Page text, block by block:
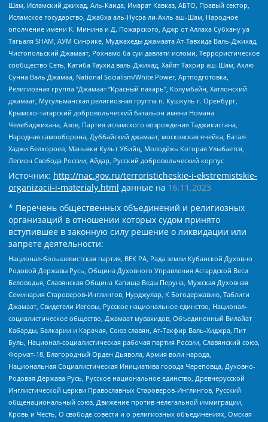
Шам, Исламский джихад, Аль-Каида, Имарат Кавказ, АБТО, Правый сектор,
Исламское государство, Джабха аль-Нусра ли-Ахль аш-Шам, Народное
ополчение имени К. Минина и Д. Пожарского, Аджр от Аллаха Субхану уа
Тагьаля SHAM, АУМ Синрике, Муджахеды джамаата Ат-Тавхида Валь-Джихад,
Чистопольский Джамаат, Рохнамо ба суи давлати исломи, Террористическое
сообщество Сеть, Катиба Таухид валь-Джихад, Хайят Тахрир аш-Шам, Ахлю
Сунна Валь Джамаа, National Socialism/White Power, Артподготовка,
Религиозная группа “Джамаат “Красный пахарь”, Колумбайн, Хатлонский
джамаат, Мусульманская религиозная группа п. Кушкуль г. Оренбург,
Крымско-татарский добровольческий батальон имени Номана
Челебиджихана, Азов, Партия исламского возрождения Таджикистана,
Народная самооборона, Дуббайский джамаат, московская ячейка, Батал-
Хаджи Белхороев, Маньяки Культ Убийц, Молодёжь Которая Улыбается,
Легион Свобода России, Айдар, Русский добровольческий корпус
Источник: http://nac.gov.ru/terroristicheskie-i-ekstremistskie-
organizacii-i-materialy.html данные на 16.11.2023
* Перечень общественных объединений и религиозных
организаций в отношении которых судом принято
вступившее в законную силу решение о ликвидации или
запрете деятельности:
Национал-большевистская партия, ВЕК РА, Рада земли Кубанской Духовно
Родовой Державы Русь, Община Духовного Управления Асгардской Веси
Беловодья, Славянская Община Капища Веды Перуна, Мужская Духовная
Семинария Староверов-Инглингов, Нурджулар, К Богодержавию, Таблиги
Джамаат, Свидетели Иеговы, Русское национальное единство, Национал-
социалистическое общество, Джамаат мувахидов, Объединенный Вилайат
Кабарды, Балкарии и Карачая, Союз славян, Ат-Такфир Валь-Хиджра, Пит
Буль, Национал-социалистическая рабочая партия России, Славянский союз,
Формат-18, Благородный Орден Дьявола, Армия воли народа,
Национальная Социалистическая Инициатива города Череповца, Духовно-
Родовая Держава Русь, Русское национальное единство, Древнерусской
Инглистической церкви Православных Староверов-Инглингов, Русский
общенациональный союз, Движение против нелегальной иммиграции,
Кровь и Честь, О свободе совести и о религиозных объединениях, Омская